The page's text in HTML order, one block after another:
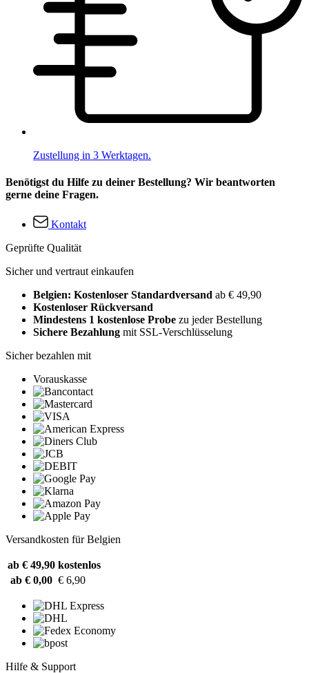
Zustellung in 3 Werktagen.
Benötigst du Hilfe zu deiner Bestellung? Wir beantworten
gerne deine Fragen.
Kontakt
Geprüfte Qualität
Sicher und vertraut einkaufen
Belgien: Kostenloser Standardversand ab € 49,90
Kostenloser Rückversand
Mindestens 1 kostenlose Probe zu jeder Bestellung
Sichere Bezahlung mit SSL-Verschlüsselung
Sicher bezahlen mit
Vorauskasse
Versandkosten für Belgien
ab € 49,90 kostenlos
ab € 0,00 € 6,90
Hilfe & Support